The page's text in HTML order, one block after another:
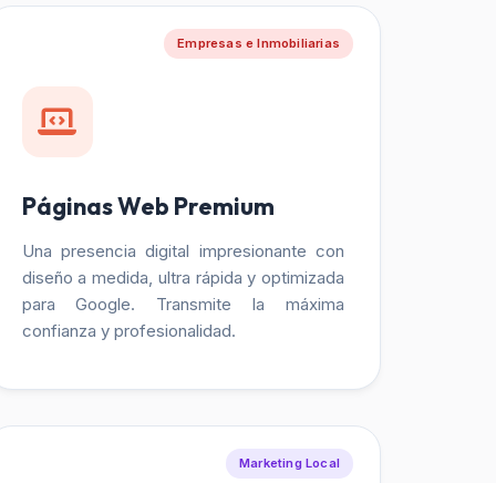
Empresas e Inmobiliarias
Páginas Web Premium
Una presencia digital impresionante con
diseño a medida, ultra rápida y optimizada
para Google. Transmite la máxima
confianza y profesionalidad.
Marketing Local